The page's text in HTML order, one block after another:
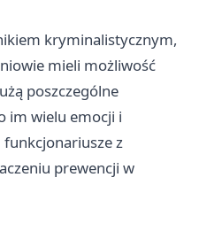
kryminalistycznym,
mieli możliwość
poszczególne
im wielu emocji i
z
prewencji w